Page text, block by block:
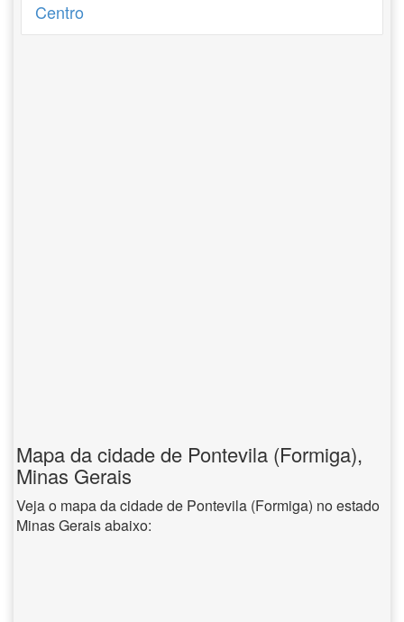
Centro
Mapa da cidade de Pontevila (Formiga),
Minas Gerais
Veja o mapa da cidade de Pontevila (Formiga) no estado
Minas Gerais abaixo: